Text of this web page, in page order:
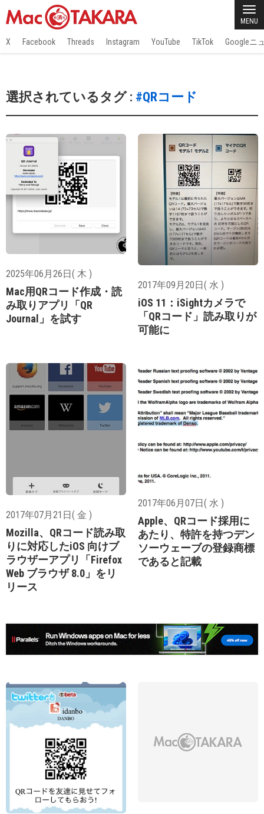
MENU
X Facebook Threads Instagram YouTube TikTok Googleニ
選択されているタグ : #QRコード
2025年06月26日( 木 )
Mac用QRコード作成・読
み取りアプリ「QR
Journal」を試す
2017年09月20日( 水 )
iOS 11：iSightカメラで
「QRコード」読み取りが
可能に
2017年07月21日( 金 )
Mozilla、QRコード読み取
りに対応したiOS 向けブ
ラウザーアプリ「Firefox
Web ブラウザ 8.0」をリ
リース
2017年06月07日( 水 )
Apple、QRコード採用に
あたり、特許を持つデン
ソーウェーブの登録商標
であると記載